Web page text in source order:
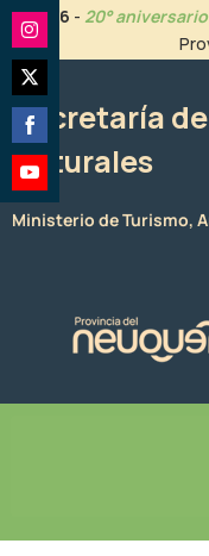
contenido
2026 - 20° aniversario
Secretaría
Naturales
Ministerio de Turismo,
Share
on
Instagram
Share
on
Twitter
Share
on
Facebook
Share
on